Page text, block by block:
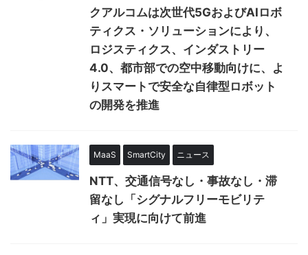
クアルコムは次世代5GおよびAIロボ
ティクス・ソリューションにより、
ロジスティクス、インダストリー
4.0、都市部での空中移動向けに、よ
りスマートで安全な自律型ロボット
の開発を推進
MaaS SmartCity ニュース
NTT、交通信号なし・事故なし・滞
留なし「シグナルフリーモビリテ
ィ」実現に向けて前進